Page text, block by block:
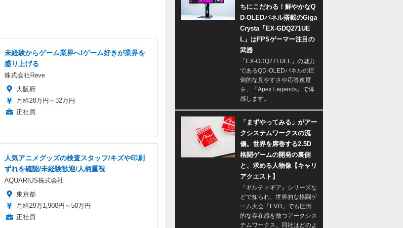
未経験からゲーム業界へ!ゲーム好きが業界を
盛り上げる
株式会社Reve
大阪府
月給28万円～32万円
正社員
人気アニメグッズの検査スタッフ/キズや印刷
ずれを確認/未経験歓迎/人柄重視
AQUARIUS株式会社
東京都
月給29万1,900円～50万円
正社員
ちにこだわる！鮮やかなQ
D-OLEDパネル搭載のGiga
Crysta「EX-GDQ271UE
L」はFPSゲーマー注目の
武器
「EX-GDQ271UEL」の魅力
であるQD-OLEDパネルの圧
倒的な見やすさや応答速度
を、『Apex Legends』で体
感します。
「まずやってみる」がアー
クシステムワークスの流
儀。世界を席巻する2.5D
格闘ゲームの開発の裏側
と、求める人物像【キャリ
アクエスト】
『ギルティギア』シリーズな
どで知られ、世界的な格闘ゲ
ーム大会「EVO」でも圧倒
的な存在感を放つアークシス
テムワークス。同社はどのよ